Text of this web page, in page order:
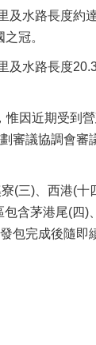
及水路長度約
冠。
及水路長度
因近期受到
審議協調會審
(三)、西港(十
含茅港尾(四)
包完成後隨即